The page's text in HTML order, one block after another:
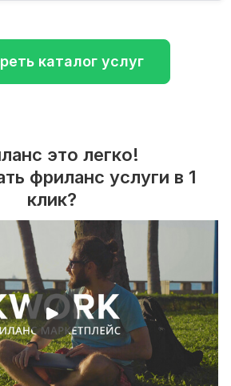
каталог услуг
это легко!
фриланс услуги в 1
клик?